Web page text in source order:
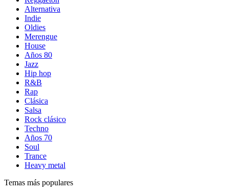
Alternativa
Indie
Oldies
Merengue
House
Años 80
Jazz
Hip hop
R&B
Rap
Clásica
Salsa
Rock clásico
Techno
Años 70
Soul
Trance
Heavy metal
Temas más populares